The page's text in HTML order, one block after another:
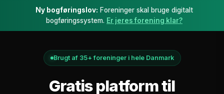
Ny bogføringslov: Foreninger skal bruge digitalt
bogføringssystem. Er jeres forening klar?
Homeit
Brugt af 35+ foreninger i hele Danmark
Gratis platform til